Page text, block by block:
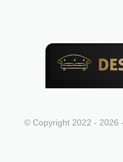
© Copyright 2022 - 2026